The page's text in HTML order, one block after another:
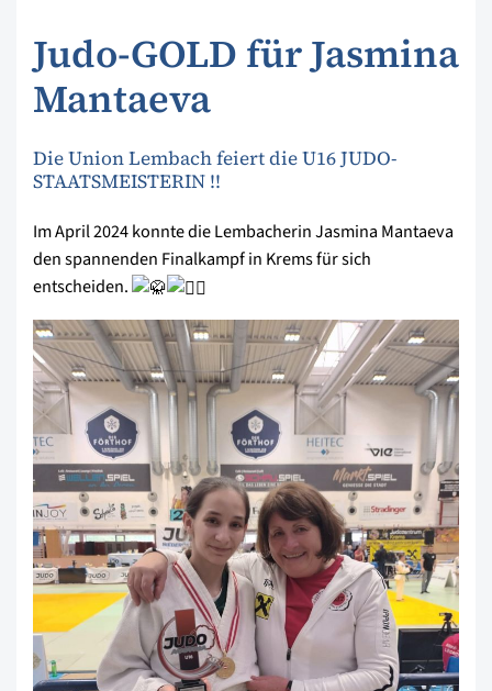
Judo-GOLD für Jasmina
Mantaeva
Die Union Lembach feiert die U16 JUDO-
STAATSMEISTERIN !!
Im April 2024 konnte die Lembacherin Jasmina Mantaeva
den spannenden Finalkampf in Krems für sich
entscheiden.